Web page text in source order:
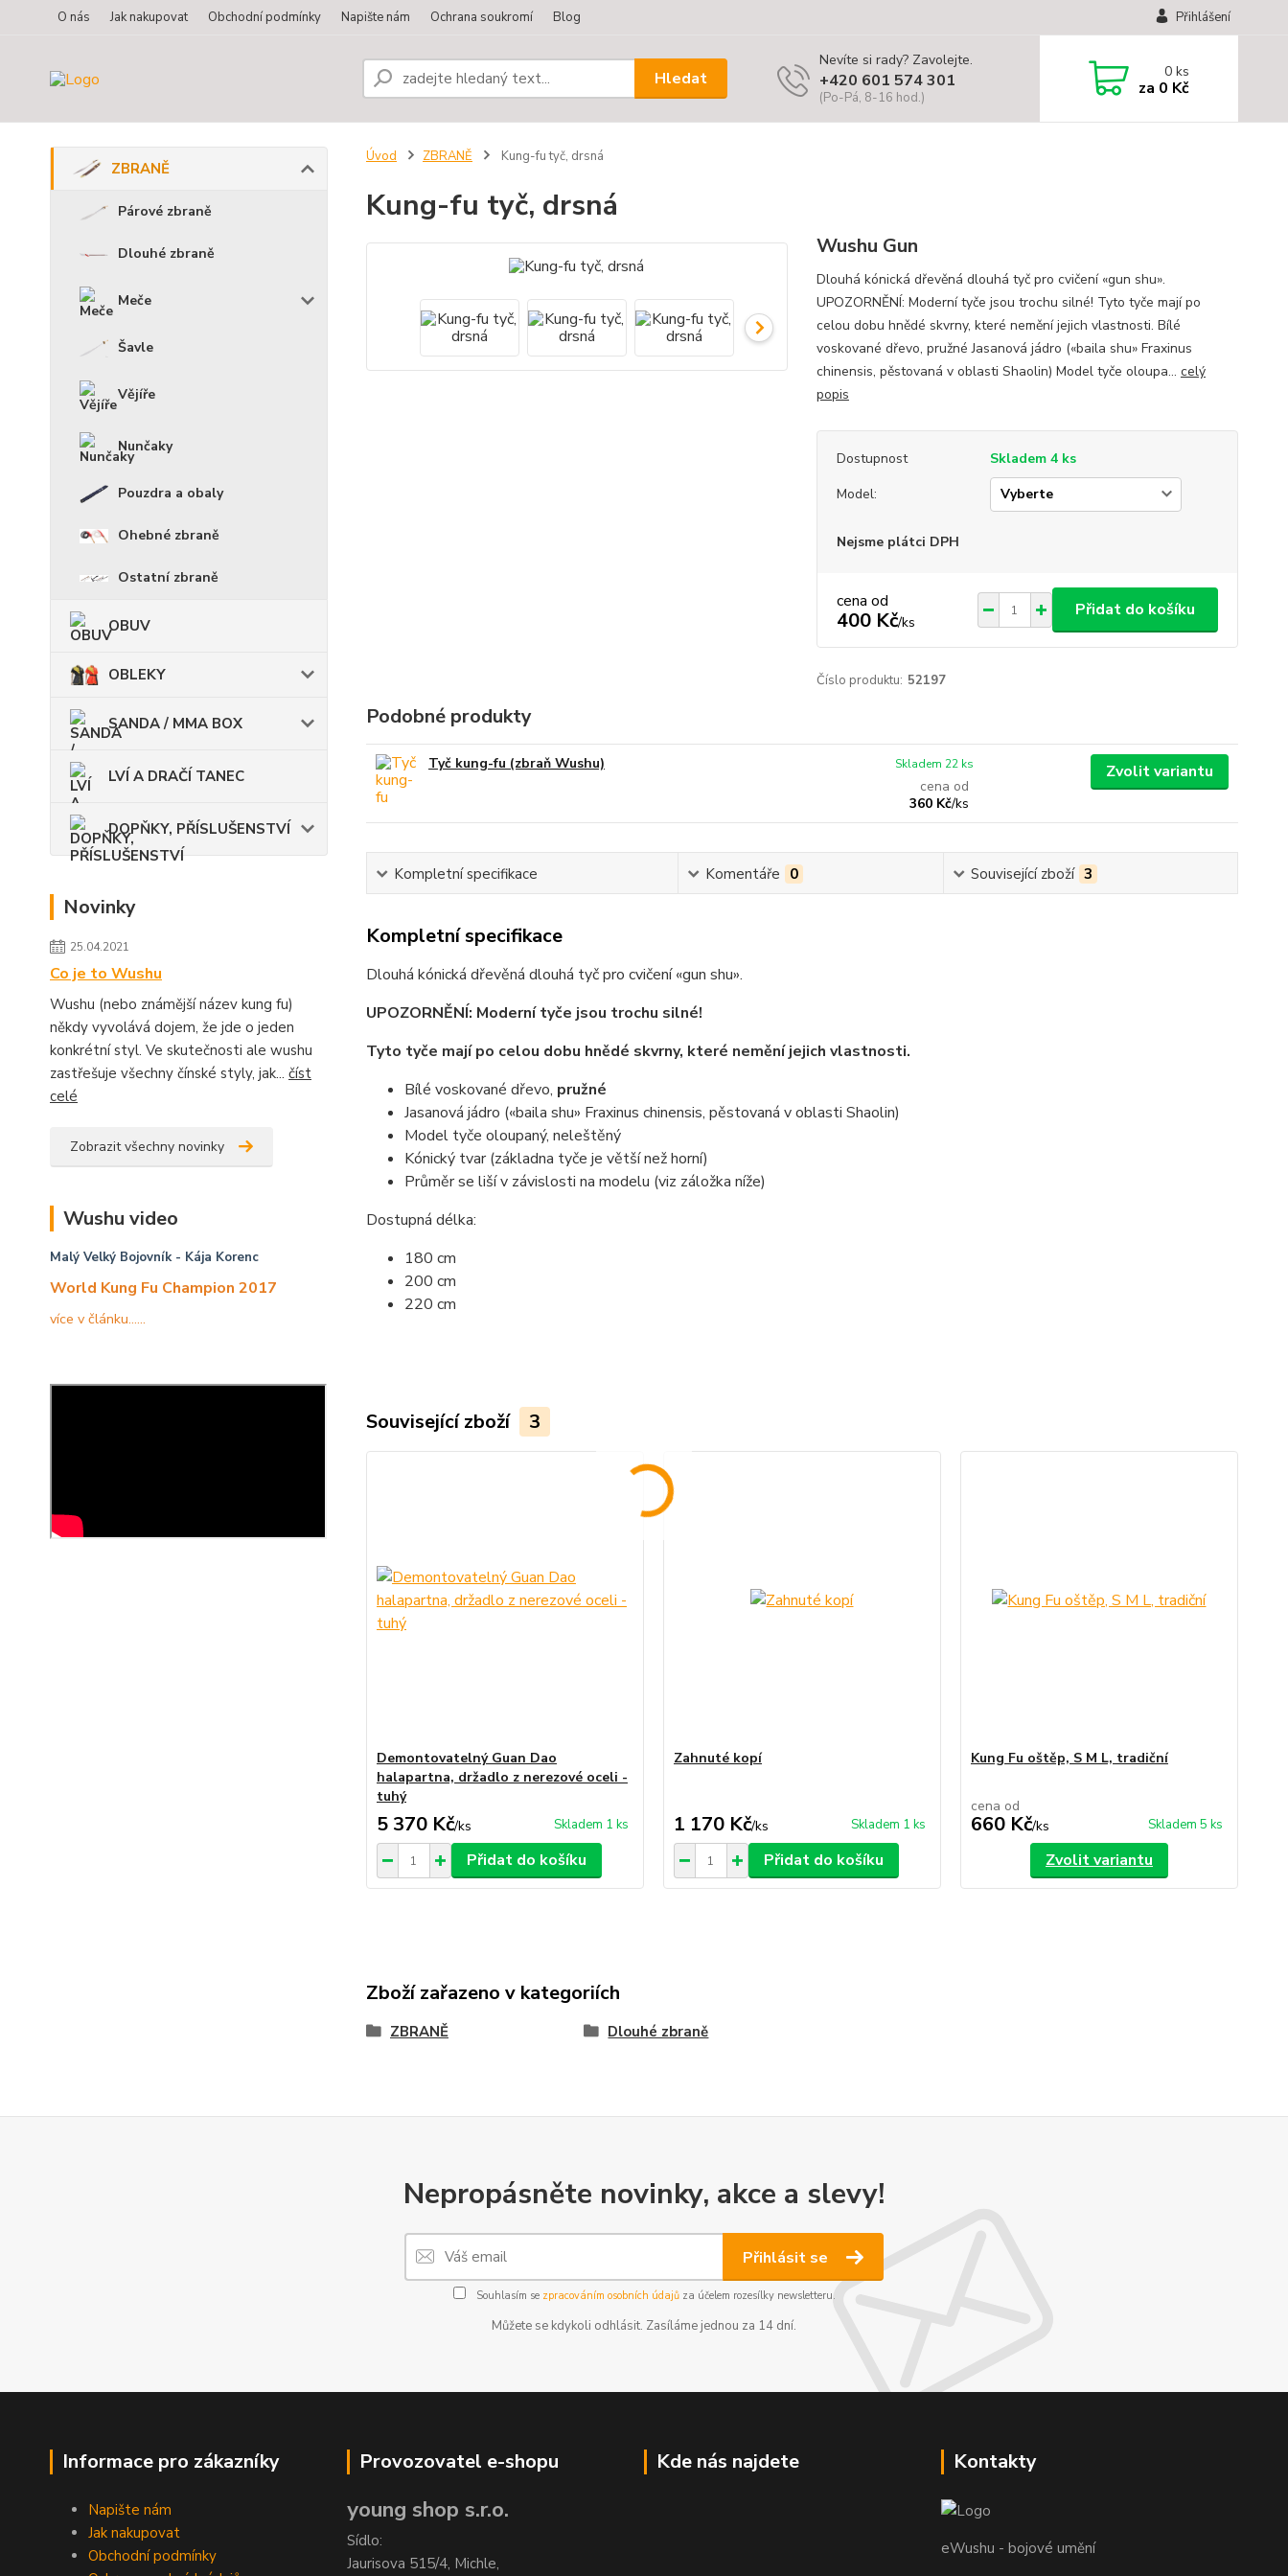
O nás Jak nakupovat Obchodní podmínky Napište nám Ochrana soukromí Blog Přihlášení
Hledat
Nevíte si rady? Zavolejte.
+420 601 574 301
(Po-Pá, 8-16 hod.)
0ks
za 0 Kč
ZBRANĚ
Párové zbraně
Dlouhé zbraně
Meče
Šavle
Vějíře
Nunčaky
Pouzdra a obaly
Ohebné zbraně
Ostatní zbraně
OBUV
OBLEKY
SANDA / MMA BOX
LVÍ A DRAČÍ TANEC
DOPŇKY, PŘÍSLUŠENSTVÍ
Novinky
25.04.2021
Co je to Wushu
Wushu (nebo známější název kung fu)
někdy vyvolává dojem, že jde o jeden
konkrétní styl. Ve skutečnosti ale wushu
zastřešuje všechny čínské styly, jak... číst
celé
Zobrazit všechny novinky
Wushu video
Malý Velký Bojovník- Kája Korenc
World Kung Fu Champion 2017
více v článku......
Úvod ZBRANĚ Kung-fu tyč, drsná
Kung-fu tyč, drsná
Wushu Gun
Dlouhá kónická dřevěná dlouhá tyč pro cvičení «gun shu».
UPOZORNĚNÍ: Moderní tyče jsou trochu silné! Tyto tyče mají po
celou dobu hnědé skvrny, které nemění jejich vlastnosti. Bílé
voskované dřevo, pružné Jasanová jádro («baila shu» Fraxinus
chinensis, pěstovaná v oblasti Shaolin) Model tyče oloupa... celý
popis
Dostupnost
Skladem 4 ks
Model:
Nejsme plátci DPH
cena od
400 Kč/ks
Přidat do košíku
Číslo produktu: 52197
Podobné produkty
Tyč kung-fu (zbraň Wushu)
cena od
360 Kč/ks
Skladem 22 ks Zvolit variantu
Kompletní specifikace Komentáře 0 Související zboží 3
Kompletní specifikace
Dlouhá kónická dřevěná dlouhá tyč pro cvičení «gun shu».
UPOZORNĚNÍ: Moderní tyče jsou trochu silné!
Tyto tyče mají po celou dobu hnědé skvrny, které nemění jejich vlastnosti.
Bílé voskované dřevo, pružné
Jasanová jádro («baila shu» Fraxinus chinensis, pěstovaná v oblasti Shaolin)
Model tyče oloupaný, neleštěný
Kónický tvar (základna tyče je větší než horní)
Průměr se liší v závislosti na modelu (viz záložka níže)
Dostupná délka:
180 cm
200 cm
220 cm
Související zboží 3
Demontovatelný Guan Dao
halapartna, držadlo z nerezové oceli -
tuhý
5 370 Kč/ks Skladem 1 ks
Přidat do košíku
Zahnuté kopí
1 170 Kč/ks Skladem 1 ks
Přidat do košíku
Kung Fu oštěp, S M L, tradiční
cena od
660 Kč/ks Skladem 5 ks
Zvolit variantu
Zboží zařazeno v kategoriích
ZBRANĚ Dlouhé zbraně
Nepropásněte novinky, akce a slevy!
Přihlásit se
Souhlasím se zpracováním osobních údajůza účelem rozesílky newsletteru.
Můžete se kdykoli odhlásit. Zasíláme jednou za 14 dní.
Informace pro zákazníky
Napište nám
Jak nakupovat
Obchodní podmínky
Provozovatel e-shopu
young shop s.r.o.
Sídlo:
Jaurisova 515/4, Michle,
Kde nás najdete Kontakty
eWushu - bojové umění